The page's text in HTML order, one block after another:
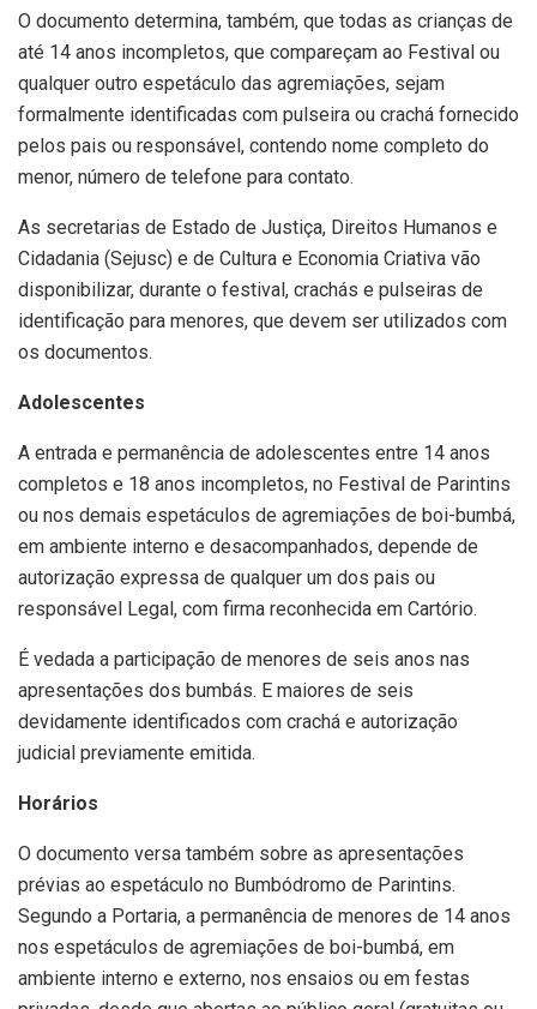
O documento determina, também, que todas as crianças de
até 14 anos incompletos, que compareçam ao Festival ou
qualquer outro espetáculo das agremiações, sejam
formalmente identificadas com pulseira ou crachá fornecido
pelos pais ou responsável, contendo nome completo do
menor, número de telefone para contato.
As secretarias de Estado de Justiça, Direitos Humanos e
Cidadania (Sejusc) e de Cultura e Economia Criativa vão
disponibilizar, durante o festival, crachás e pulseiras de
identificação para menores, que devem ser utilizados com
os documentos.
Adolescentes
A entrada e permanência de adolescentes entre 14 anos
completos e 18 anos incompletos, no Festival de Parintins
ou nos demais espetáculos de agremiações de boi-bumbá,
em ambiente interno e desacompanhados, depende de
autorização expressa de qualquer um dos pais ou
responsável Legal, com firma reconhecida em Cartório.
É vedada a participação de menores de seis anos nas
apresentações dos bumbás. E maiores de seis
devidamente identificados com crachá e autorização
judicial previamente emitida.
Horários
O documento versa também sobre as apresentações
prévias ao espetáculo no Bumbódromo de Parintins.
Segundo a Portaria, a permanência de menores de 14 anos
nos espetáculos de agremiações de boi-bumbá, em
ambiente interno e externo, nos ensaios ou em festas